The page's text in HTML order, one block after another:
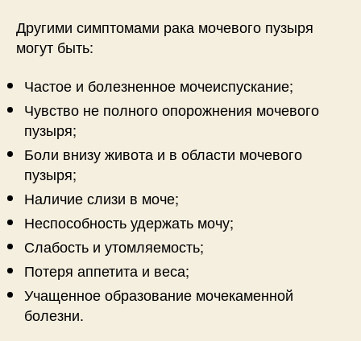
Другими симптомами рака мочевого пузыря
могут быть:
Частое и болезненное мочеиспускание;
Чувство не полного опорожнения мочевого
пузыря;
Боли внизу живота и в области мочевого
пузыря;
Наличие слизи в моче;
Неспособность удержать мочу;
Слабость и утомляемость;
Потеря аппетита и веса;
Учащенное образование мочекаменной
болезни.